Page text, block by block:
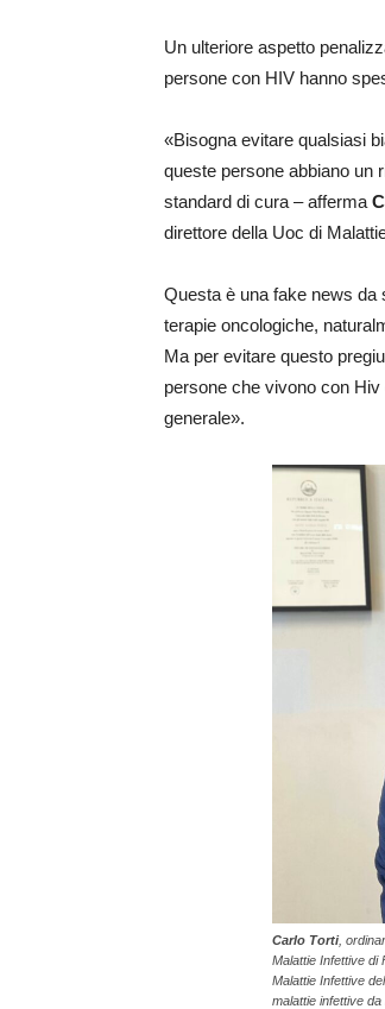
Un ulteriore aspetto
persone con HIV hanno
«Bisogna evitare qualsiasi
queste persone abbiano un
standard di cura – afferma
direttore della Uoc di
Questa è una fake news da
terapie oncologiche,
Ma per evitare questo
persone che vivono con
generale».
Carlo Torti,
Malattie Infettive di
Malattie Infettive
malattie infettive